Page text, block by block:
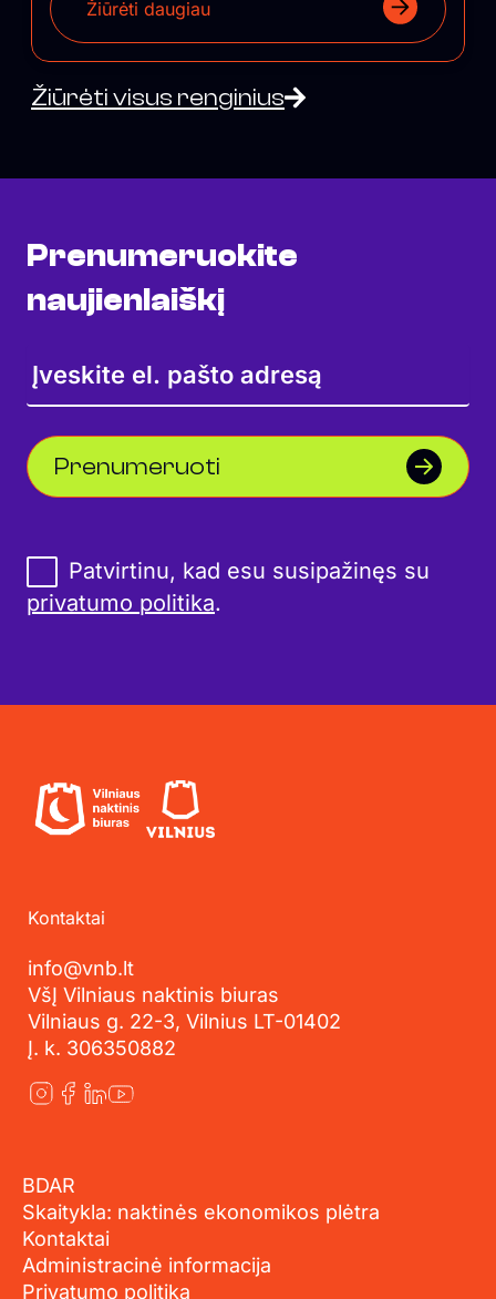
Žiūrėti daugiau
Žiūrėti visus renginius
Prenumeruokite
naujienlaiškį
Prenumeruoti
Patvirtinu, kad esu susipažinęs su
privatumo politika.
Kontaktai
info@vnb.lt
VšĮ Vilniaus naktinis biuras
Vilniaus g. 22-3, Vilnius LT-01402
Į. k. 306350882
BDAR
Skaitykla: naktinės ekonomikos plėtra
Kontaktai
Administracinė informacija
Privatumo politika